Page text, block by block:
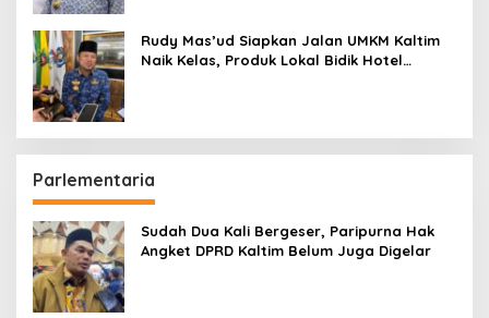
Rudy Mas’ud Siapkan Jalan UMKM Kaltim
Naik Kelas, Produk Lokal Bidik Hotel
Parlementaria
Sudah Dua Kali Bergeser, Paripurna Hak
Angket DPRD Kaltim Belum Juga Digelar